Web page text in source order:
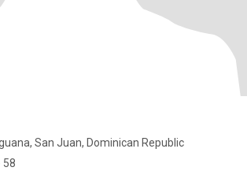
San Juan, Dominican Republic
58